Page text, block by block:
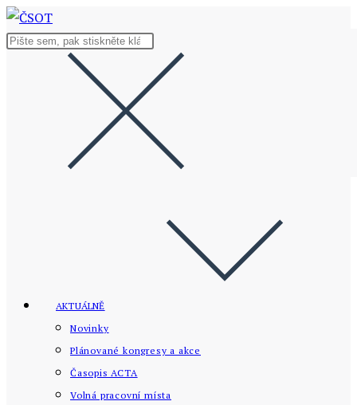
Přejít
k
Hledat
AKTUÁLNĚ
Novinky
Plánované kongresy a akce
Časopis ACTA
Volná pracovní místa